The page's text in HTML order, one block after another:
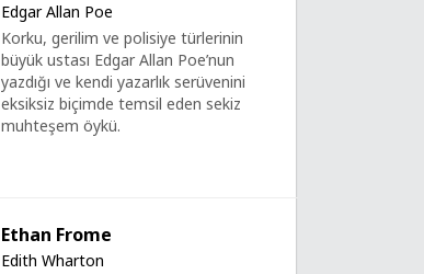
Edgar Allan Poe
Korku, gerilim ve polisiye türlerinin
büyük ustası Edgar Allan Poe’nun
yazdığı ve kendi yazarlık serüvenini
eksiksiz biçimde temsil eden sekiz
muhteşem öykü.
Ethan Frome
Edith Wharton